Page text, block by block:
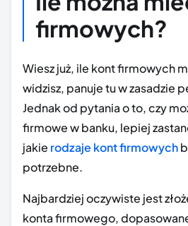
firmowych?
Wiesz już, ile kont firmowych
widzisz, panuje tu w zasadzie
Jednak od pytania o to, czy
firmowe w banku, lepiej
jakie rodzaje kont firmowych
potrzebne.
Najbardziej oczywiste jest
konta firmowego,